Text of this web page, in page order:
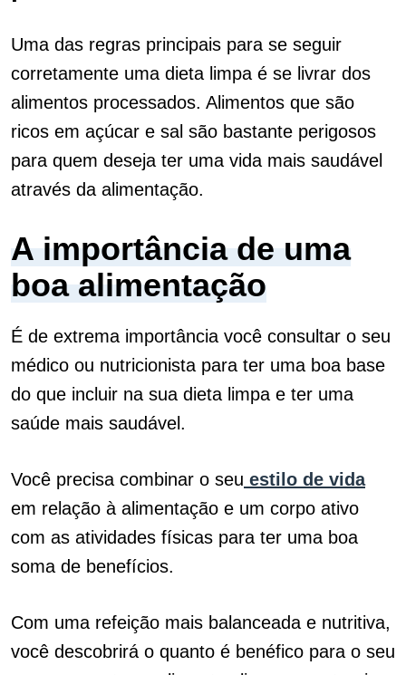
Uma das regras principais para se seguir
corretamente uma dieta limpa é se livrar dos
alimentos processados. Alimentos que são
ricos em açúcar e sal são bastante perigosos
para quem deseja ter uma vida mais saudável
através da alimentação.
A importância de uma
boa alimentação
É de extrema importância você consultar o seu
médico ou nutricionista para ter uma boa base
do que incluir na sua dieta limpa e ter uma
saúde mais saudável.
Você precisa combinar o seu estilo de vida
em relação à alimentação e um corpo ativo
com as atividades físicas para ter uma boa
soma de benefícios.
Com uma refeição mais balanceada e nutritiva,
você descobrirá o quanto é benéfico para o seu